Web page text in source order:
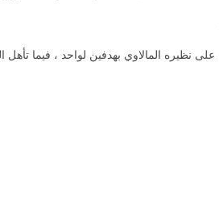
نظيره المالاوي بهدفين لواحد ، فيما